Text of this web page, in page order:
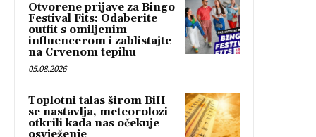
Otvorene prijave za Bingo
Festival Fits: Odaberite
outfit s omiljenim
influencerom i zablistajte
na Crvenom tepihu
05.08.2026
Toplotni talas širom BiH
se nastavlja, meteorolozi
otkrili kada nas očekuje